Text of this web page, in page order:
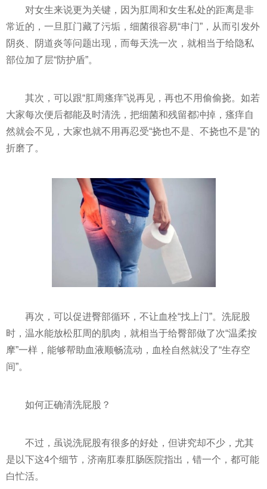
对女生来说更为关键，因为肛周和女生私处的距离是非
常近的，一旦肛门藏了污垢，细菌很容易“串门”，从而引发外
阴炎、阴道炎等问题出现，而每天洗一次，就相当于给隐私
部位加了层“防护盾”。
其次，可以跟“肛周瘙痒”说再见，再也不用偷偷挠。如若
大家每次便后都能及时清洗，把细菌和残留都冲掉，瘙痒自
然就会不见，大家也就不用再忍受“挠也不是、不挠也不是”的
折磨了。
再次，可以促进臀部循环，不让血栓“找上门”。洗屁股
时，温水能放松肛周的肌肉，就相当于给臀部做了次“温柔按
摩”一样，能够帮助血液顺畅流动，血栓自然就没了“生存空
间”。
如何正确清洗屁股？
不过，虽说洗屁股有很多的好处，但讲究却不少，尤其
是以下这4个细节，济南肛泰肛肠医院指出，错一个，都可能
白忙活。